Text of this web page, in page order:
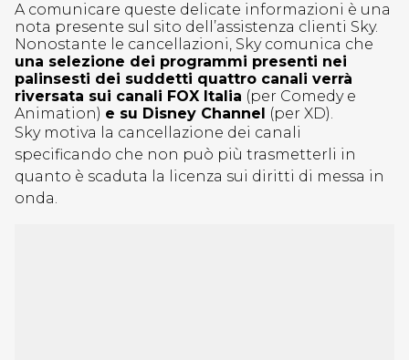
A comunicare queste delicate informazioni è una
nota presente sul sito dell’assistenza clienti Sky.
Nonostante le cancellazioni, Sky comunica che
una selezione dei programmi presenti nei
palinsesti dei suddetti quattro canali verrà
riversata sui canali FOX Italia (per Comedy e
Animation) e su Disney Channel (per XD).
Sky motiva la cancellazione dei canali
specificando che non può più trasmetterli in
quanto è scaduta la licenza sui diritti di messa in
onda.